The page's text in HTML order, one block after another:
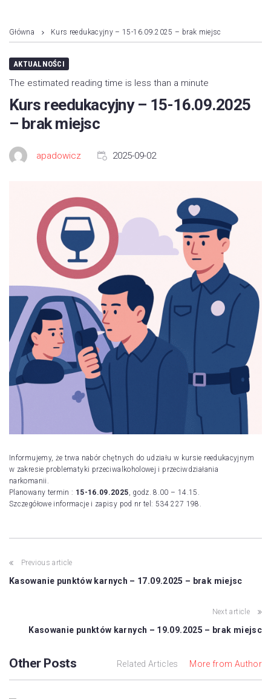
Główna Kurs reedukacyjny – 15-16.09.2025 – brak miejsc
AKTUALNOŚCI
The estimated reading time is less than a minute
Kurs reedukacyjny – 15-16.09.2025
– brak miejsc
apadowicz 2025-09-02
Informujemy, że trwa nabór chętnych do udziału w kursie reedukacyjnym
w zakresie problematyki przeciwalkoholowej i przeciwdziałania
narkomanii.
Planowany termin : 15-16.09.2025, godz. 8.00 – 14.15.
Szczegółowe informacje i zapisy pod nr tel: 534 227 198.
Previous article
Kasowanie punktów karnych – 17.09.2025 – brak miejsc
Next article
Kasowanie punktów karnych – 19.09.2025 – brak miejsc
Other Posts Related Articles More from Author